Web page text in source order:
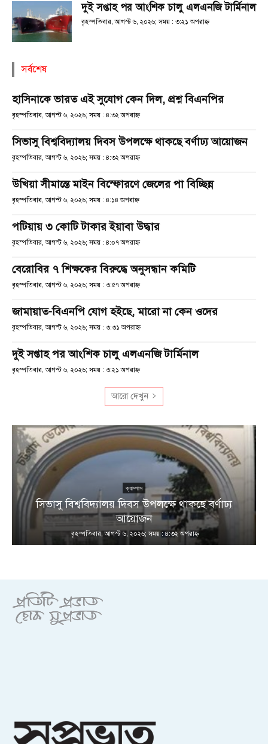
দুই সপ্তাহ পর আংশিক চালু এলএনজি টার্মিনাল
বৃহস্পতিবার, আগস্ট ৬, ২০২৬; সময় : ৩:২১ অপরাহ্ণ
সর্বশেষ
হাসিনাকে ভারত এই সুযোগ কেন দিল, প্রশ্ন বিএনপির
বৃহস্পতিবার, আগস্ট ৬, ২০২৬; সময় : ৪:৩২ অপরাহ্ণ
সিভাসু বিশ্ববিদ্যালয় দিবস উপলক্ষে থাকছে বর্ণাঢ্য আয়োজন
বৃহস্পতিবার, আগস্ট ৬, ২০২৬; সময় : ৪:৩২ অপরাহ্ণ
উখিয়া সীমান্তে মাইন বিস্ফোরণে জেলের পা বিচ্ছিন্ন
বৃহস্পতিবার, আগস্ট ৬, ২০২৬; সময় : ৪:১৪ অপরাহ্ণ
পটিয়ায় ৩ কোটি টাকার ইয়াবা উদ্ধার
বৃহস্পতিবার, আগস্ট ৬, ২০২৬; সময় : ৪:০৭ অপরাহ্ণ
বেরোবির ৭ শিক্ষকের বিরুদ্ধে অনুসন্ধান কমিটি
বৃহস্পতিবার, আগস্ট ৬, ২০২৬; সময় : ৩:৫৭ অপরাহ্ণ
জামায়াত-বিএনপি যোগ হইছে, মারো না কেন ওদের
বৃহস্পতিবার, আগস্ট ৬, ২০২৬; সময় : ৩:৩১ অপরাহ্ণ
দুই সপ্তাহ পর আংশিক চালু এলএনজি টার্মিনাল
বৃহস্পতিবার, আগস্ট ৬, ২০২৬; সময় : ৩:২১ অপরাহ্ণ
আরো দেখুন
ক্যাম্পাস
সিভাসু বিশ্ববিদ্যালয় দিবস উপলক্ষে থাকছে বর্ণাঢ্য
আয়োজন
বৃহস্পতিবার, আগস্ট ৬, ২০২৬; সময় : ৪:৩২ অপরাহ্ণ